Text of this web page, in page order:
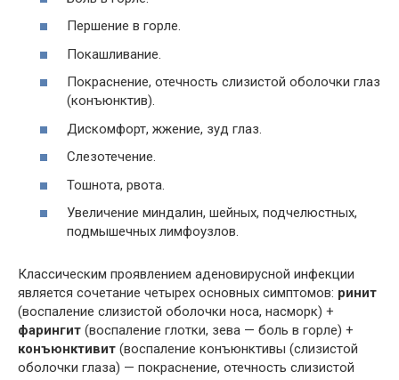
Першение в горле.
Покашливание.
Покраснение, отечность слизистой оболочки глаз
(конъюнктив).
Дискомфорт, жжение, зуд глаз.
Слезотечение.
Тошнота, рвота.
Увеличение миндалин, шейных, подчелюстных,
подмышечных лимфоузлов.
Классическим проявлением аденовирусной инфекции
является сочетание четырех основных симптомов: ринит
(воспаление слизистой оболочки носа, насморк) +
фарингит (воспаление глотки, зева — боль в горле) +
конъюнктивит (воспаление конъюнктивы (слизистой
оболочки глаза) — покраснение, отечность слизистой